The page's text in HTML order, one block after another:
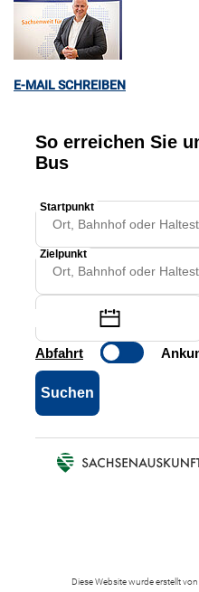
E-MAIL SCHREIBEN
Diese Website wurde erstellt von